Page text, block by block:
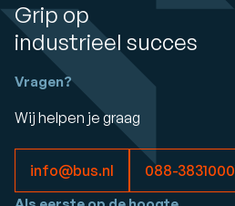
Grip op
industrieel succes
Vragen?
Wij helpen je graag
info@bus.nl 088-3831000